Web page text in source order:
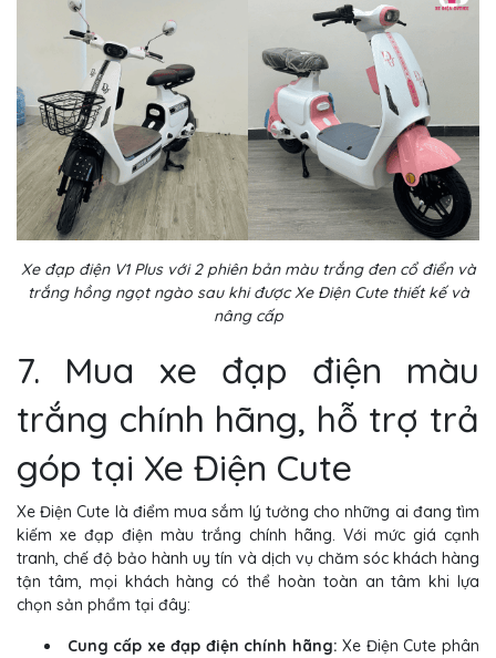
Xe đạp điện V1 Plus với 2 phiên bản màu trắng đen cổ điển và
trắng hồng ngọt ngào sau khi được Xe Điện Cute thiết kế và
nâng cấp
7. Mua xe đạp điện màu
trắng chính hãng, hỗ trợ trả
góp tại Xe Điện Cute
Xe Điện Cute là điểm mua sắm lý tưởng cho những ai đang tìm
kiếm xe đạp điện màu trắng chính hãng. Với mức giá cạnh
tranh, chế độ bảo hành uy tín và dịch vụ chăm sóc khách hàng
tận tâm, mọi khách hàng có thể hoàn toàn an tâm khi lựa
chọn sản phẩm tại đây:
Cung cấp xe đạp điện chính hãng:Xe Điện Cute phân